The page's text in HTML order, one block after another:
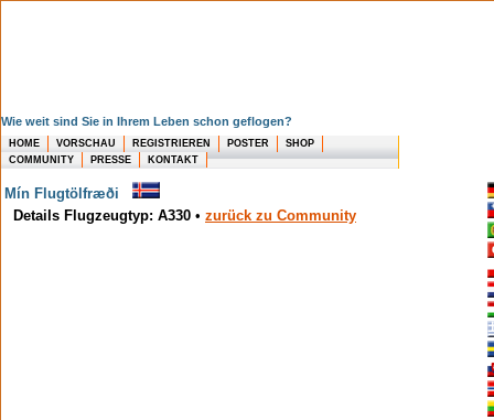
Wie weit sind Sie in Ihrem Leben schon geflogen?
HOME VORSCHAU REGISTRIEREN POSTER
SHOP
COMMUNITY
PRESSE KONTAKT
Mín Flugtölfræði
Details Flugzeugtyp: A330 • zurück zu Community